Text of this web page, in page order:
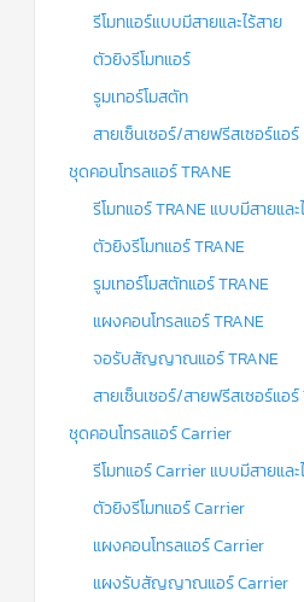
รีโมทแอร์แบบมีสายและไร้สาย
ตัวยิงรีโมทแอร์
รูมเทอร์โมสตัท
สายเซ็นเซอร์/สายฟรีสเซอร์แอร์
ชุดคอนโทรลแอร์ TRANE
รีโมทแอร์ TRANE แบบมีสายและ
ตัวยิงรีโมทแอร์ TRANE
รูมเทอร์โมสตัทแอร์ TRANE
แผงคอนโทรลแอร์ TRANE
จอรับสัญญาณแอร์ TRANE
สายเซ็นเซอร์/สายฟรีสเซอร์แอร์
ชุดคอนโทรลแอร์ Carrier
รีโมทแอร์ Carrier แบบมีสายและ
ตัวยิงรีโมทแอร์ Carrier
แผงคอนโทรลแอร์ Carrier
แผงรับสัญญาณแอร์ Carrier